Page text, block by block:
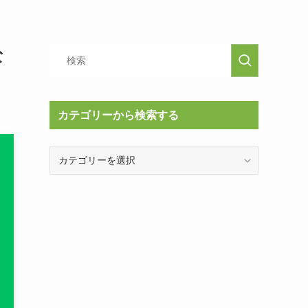
カテゴリーから検索する